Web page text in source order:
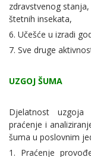
zdravstvenog
štetnih insekata,
6. Učešće u izradi
7. Sve druge
UZGOJ ŠUMA
Djelatnost uzgoja
praćenje i
šuma u poslovnim
1. Praćenje